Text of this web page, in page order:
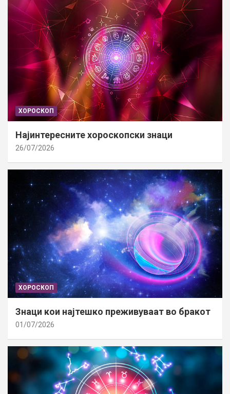
ХОРОСКОП
Најинтересните хороскопски знаци
26/07/2026
ХОРОСКОП
Знаци кои најтешко преживуваат во бракот
01/07/2026